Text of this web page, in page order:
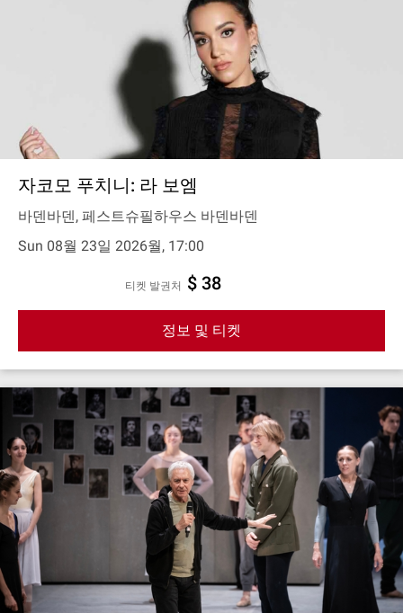
자코모 푸치니: 라 보엠
바덴바덴, 페스트슈필하우스 바덴바덴
Sun 08월 23일 2026월, 17:00
티켓 발권처 $ 38
정보 및 티켓